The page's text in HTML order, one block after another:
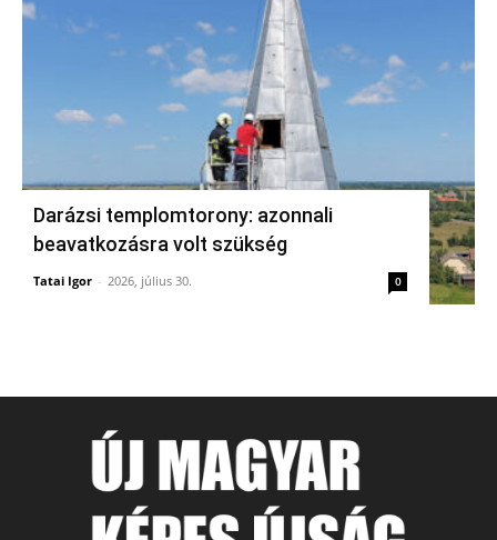
Darázsi templomtorony: azonnali
beavatkozásra volt szükség
Tatai Igor - 2026, július 30. 0